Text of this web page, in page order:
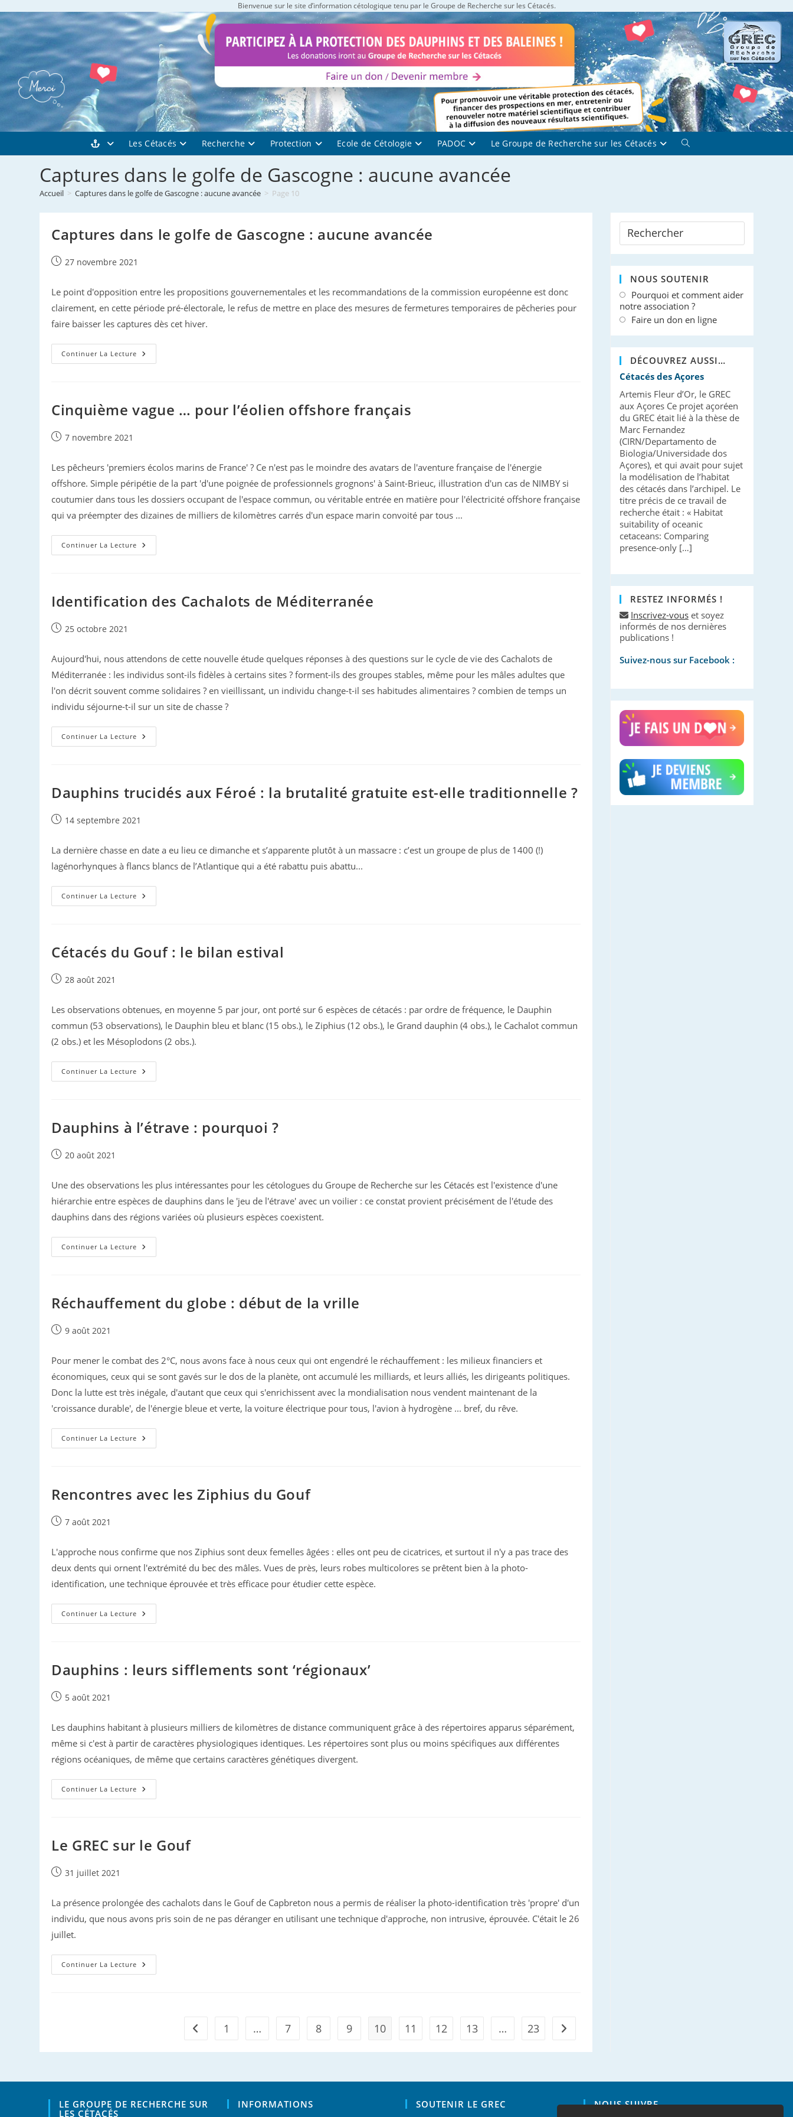
to
content
Bienvenue sur le site d’information cétologique tenu par le Groupe de Recherche sur les Cétacés.
Les Cétacés Recherche Protection Ecole de Cétologie PADOC Le Groupe de Recherche sur les Cétacés Toggle
Captures dans le golfe de Gascogne : aucune avancée
Accueil > Captures dans le golfe de Gascogne : aucune avancée > Page 10
Captures dans le golfe de Gascogne : aucune avancée
Publication
27 novembre 2021
Le point d'opposition entre les propositions gouvernementales et les recommandations de la commission européenne est donc
clairement, en cette période pré-électorale, le refus de mettre en place des mesures de fermetures temporaires de pêcheries pour
faire baisser les captures dès cet hiver.
Continuer La Lecture Captures
Dans
Aucune
Avancée
Cinquième vague … pour l’éolien offshore français
Publication
7 novembre 2021
Les pêcheurs 'premiers écolos marins de France' ? Ce n'est pas le moindre des avatars de l'aventure française de l'énergie
offshore. Simple péripétie de la part 'd'une poignée de professionnels grognons' à Saint-Brieuc, illustration d'un cas de NIMBY si
coutumier dans tous les dossiers occupant de l'espace commun, ou véritable entrée en matière pour l'électricité offshore française
qui va préempter des dizaines de milliers de kilomètres carrés d'un espace marin convoité par tous ...
Continuer La Lecture Cinquième
Vague
Français
Identification des Cachalots de Méditerranée
Publication
25 octobre 2021
Aujourd'hui, nous attendons de cette nouvelle étude quelques réponses à des questions sur le cycle de vie des Cachalots de
Méditerranée : les individus sont-ils fidèles à certains sites ? forment-ils des groupes stables, même pour les mâles adultes que
l'on décrit souvent comme solidaires ? en vieillissant, un individu change-t-il ses habitudes alimentaires ? combien de temps un
individu séjourne-t-il sur un site de chasse ?
Continuer La Lecture Identification
Des
Dauphins trucidés aux Féroé : la brutalité gratuite est-elle traditionnelle ?
Publication
14 septembre 2021
La dernière chasse en date a eu lieu ce dimanche et s’apparente plutôt à un massacre : c’est un groupe de plus de 1400 (!)
lagénorhynques à flancs blancs de l’Atlantique qui a été rabattu puis abattu...
Continuer La Lecture Dauphins
Trucidés
Gratuite
Est-
Cétacés du Gouf : le bilan estival
Publication
28 août 2021
Les observations obtenues, en moyenne 5 par jour, ont porté sur 6 espèces de cétacés : par ordre de fréquence, le Dauphin
commun (53 observations), le Dauphin bleu et blanc (15 obs.), le Ziphius (12 obs.), le Grand dauphin (4 obs.), le Cachalot commun
(2 obs.) et les Mésoplodons (2 obs.).
Continuer La Lecture Cétacés
Du
Estival
Dauphins à l’étrave : pourquoi ?
Publication
20 août 2021
Une des observations les plus intéressantes pour les cétologues du Groupe de Recherche sur les Cétacés est l'existence d'une
hiérarchie entre espèces de dauphins dans le 'jeu de l'étrave' avec un voilier : ce constat provient précisément de l'étude des
dauphins dans des régions variées où plusieurs espèces coexistent.
Continuer La Lecture Dauphins
À
Réchauffement du globe : début de la vrille
Publication
9 août 2021
Pour mener le combat des 2°C, nous avons face à nous ceux qui ont engendré le réchauffement : les milieux financiers et
économiques, ceux qui se sont gavés sur le dos de la planète, ont accumulé les milliards, et leurs alliés, les dirigeants politiques.
Donc la lutte est très inégale, d'autant que ceux qui s'enrichissent avec la mondialisation nous vendent maintenant de la
'croissance durable', de l'énergie bleue et verte, la voiture électrique pour tous, l'avion à hydrogène ... bref, du rêve.
Continuer La Lecture Réchauffement
Du
Vrille
Rencontres avec les Ziphius du Gouf
Publication
7 août 2021
L'approche nous confirme que nos Ziphius sont deux femelles âgées : elles ont peu de cicatrices, et surtout il n'y a pas trace des
deux dents qui ornent l'extrémité du bec des mâles. Vues de près, leurs robes multicolores se prêtent bien à la photo-
identification, une technique éprouvée et très efficace pour étudier cette espèce.
Continuer La Lecture Rencontres
Avec
Dauphins : leurs sifflements sont ‘régionaux’
Publication
5 août 2021
Les dauphins habitant à plusieurs milliers de kilomètres de distance communiquent grâce à des répertoires apparus séparément,
même si c'est à partir de caractères physiologiques identiques. Les répertoires sont plus ou moins spécifiques aux différentes
régions océaniques, de même que certains caractères génétiques divergent.
Continuer La Lecture Dauphins
:
Le GREC sur le Gouf
Publication
31 juillet 2021
La présence prolongée des cachalots dans le Gouf de Capbreton nous a permis de réaliser la photo-identification très 'propre' d'un
individu, que nous avons pris soin de ne pas déranger en utilisant une technique d'approche, non intrusive, éprouvée. C'était le 26
juillet.
Continuer La Lecture Le
GREC
Go to the previous page
1 … 7 8 9 10 11 12 13 … 23 Aller à la page suivante
NOUS SOUTENIR
Pourquoi et comment aider
notre association ?
Faire un don en ligne
DÉCOUVREZ AUSSI…
Cétacés des Açores
Artemis Fleur d’Or, le GREC
aux Açores Ce projet açoréen
du GREC était lié à la thèse de
Marc Fernandez
(CIRN/Departamento de
Biologia/Universidade dos
Açores), et qui avait pour sujet
la modélisation de l’habitat
des cétacés dans l’archipel. Le
titre précis de ce travail de
recherche était : « Habitat
suitability of oceanic
cetaceans: Comparing
presence-only […]
RESTEZ INFORMÉS !
Inscrivez-vouset soyez
informés de nos dernières
publications !
Suivez-nous sur Facebook :
LE GROUPE DE RECHERCHE SUR
LES CÉTACÉS
INFORMATIONS
SOUTENIR LE GREC
NOUS SUIVRE